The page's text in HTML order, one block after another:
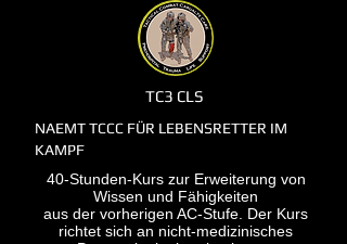
TC3 CLS
NAEMT TCCC FÜR LEBENSRETTER IM
KAMPF
40-Stunden-Kurs zur Erweiterung von
Wissen und Fähigkeiten
aus der vorherigen AC-Stufe. Der Kurs
richtet sich an nicht-medizinisches